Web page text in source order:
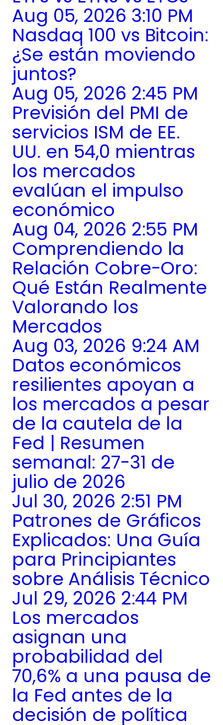
Aug 05, 2026 3:10 PM
Nasdaq 100 vs Bitcoin:
¿Se están moviendo
juntos?
Aug 05, 2026 2:45 PM
Previsión del PMI de
servicios ISM de EE.
UU. en 54,0 mientras
los mercados
evalúan el impulso
económico
Aug 04, 2026 2:55 PM
Comprendiendo la
Relación Cobre-Oro:
Qué Están Realmente
Valorando los
Mercados
Aug 03, 2026 9:24 AM
Datos económicos
resilientes apoyan a
los mercados a pesar
de la cautela de la
Fed | Resumen
semanal: 27-31 de
julio de 2026
Jul 30, 2026 2:51 PM
Patrones de Gráficos
Explicados: Una Guía
para Principiantes
sobre Análisis Técnico
Jul 29, 2026 2:44 PM
Los mercados
asignan una
probabilidad del
70,6% a una pausa de
la Fed antes de la
decisión de política